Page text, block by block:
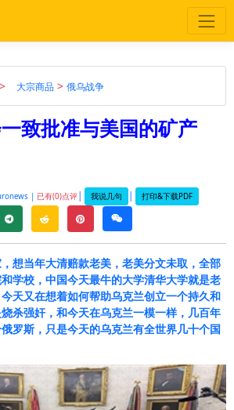
大宗商品 > 俄乌战争
致批准与美国的矿产
| 已有(0)点评| 我说几句 | 打印&下载PDF
telegramreddit pinterestweixin
想当年大清赔款老美，老美分文未取，全部
学校，中国今天最牛的大学清华大学就是老
天又在想着如何帮助乌克兰创立一个持久和
杀强奸，和今天在乌克兰一模一样，几百年
罗斯，只是今天的乌克兰有全世界几十个国